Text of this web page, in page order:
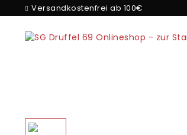
Versandkostenfrei ab 100€